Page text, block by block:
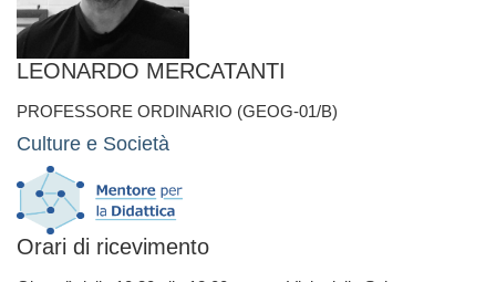
LEONARDO MERCATANTI
PROFESSORE ORDINARIO (GEOG-01/B)
Culture e Società
Orari di ricevimento